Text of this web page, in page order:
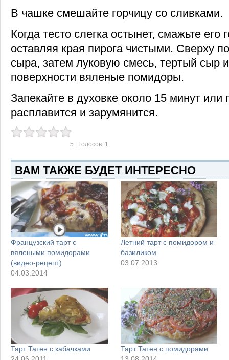
В чашке смешайте горчицу со сливками.
Когда тесто слегка остынет, смажьте его
оставляя края пирога чистыми. Сверху
сыра, затем луковую смесь, тертый сыр
поверхности вяленые помидоры.
Запекайте в духовке около 15 минут или
расплавится и зарумянится.
5 | Голосов: 1
ВАМ ТАКЖЕ БУДЕТ ИНТЕРЕСНО
Французский тарт с
вялеными помидорами
(видео-рецепт)
04.03.2014
Летний тарт с помидором и
базиликом
03.07.2013
Тарт Татен с кабачками
Тарт Татен с помидорами